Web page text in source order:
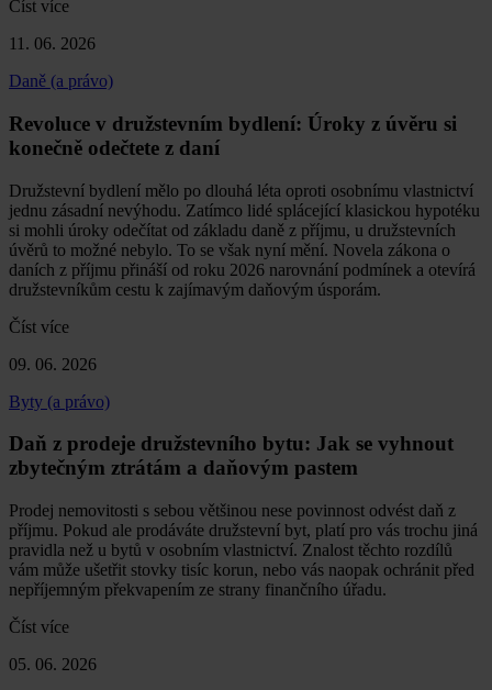
Číst více
11. 06. 2026
Daně (a právo)
Revoluce v družstevním bydlení: Úroky z úvěru si
konečně odečtete z daní
Družstevní bydlení mělo po dlouhá léta oproti osobnímu vlastnictví
jednu zásadní nevýhodu. Zatímco lidé splácející klasickou hypotéku
si mohli úroky odečítat od základu daně z příjmu, u družstevních
úvěrů to možné nebylo. To se však nyní mění. Novela zákona o
daních z příjmu přináší od roku 2026 narovnání podmínek a otevírá
družstevníkům cestu k zajímavým daňovým úsporám.
Číst více
09. 06. 2026
Byty (a právo)
Daň z prodeje družstevního bytu: Jak se vyhnout
zbytečným ztrátám a daňovým pastem
Prodej nemovitosti s sebou většinou nese povinnost odvést daň z
příjmu. Pokud ale prodáváte družstevní byt, platí pro vás trochu jiná
pravidla než u bytů v osobním vlastnictví. Znalost těchto rozdílů
vám může ušetřit stovky tisíc korun, nebo vás naopak ochránit před
nepříjemným překvapením ze strany finančního úřadu.
Číst více
05. 06. 2026